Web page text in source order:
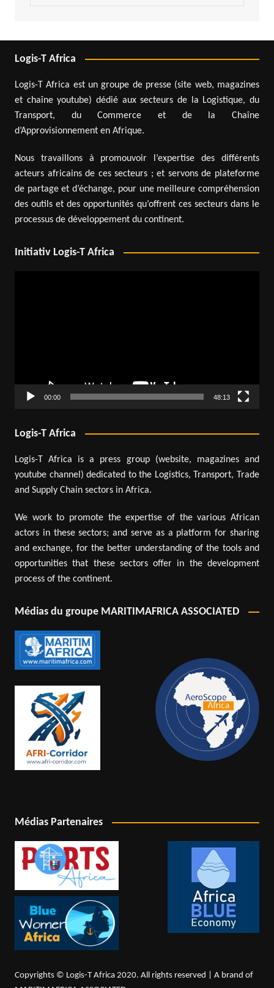
Logis-T Africa
Logis-T Africa est un groupe de presse (site web, magazines
et chaîne youtube) dédié aux secteurs de la Logistique, du
Transport, du Commerce et de la Chaîne
d’Approvisionnement en Afrique.
Nous travaillons à promouvoir l’expertise des différents
acteurs africains de ces secteurs ; et servons de plateforme
de partage et d’échange, pour une meilleure compréhension
des outils et des opportunités qu’offrent ces secteurs dans le
processus de développement du continent.
Initiativ Logis-T Africa
00:00 48:13
Logis-T Africa
Logis-T Africa is a press group (website, magazines and
youtube channel) dedicated to the Logistics, Transport, Trade
and Supply Chain sectors in Africa.
We work to promote the expertise of the various African
actors in these sectors; and serve as a platform for sharing
and exchange, for the better understanding of the tools and
opportunities that these sectors offer in the development
process of the continent.
Médias du groupe MARITIMAFRICA ASSOCIATED
Médias Partenaires
Copyrights © Logis-T Africa 2020. All rights reserved | A brand of